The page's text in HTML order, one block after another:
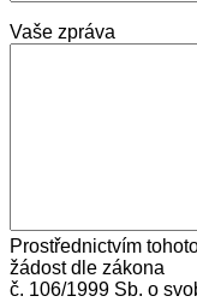
Vaše zpráva
Prostřednictvím
žádost dle zákona
č. 106/1999 Sb. o